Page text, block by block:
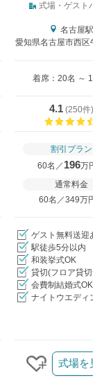
ュナゴヤ
式場・ゲストハ
名古屋駅
愛知県名古屋市西区牛
着席：20名 ～ 120
4.1 (250件)
割引プラン
60名／ 196万円
通常料金
60名／349万円〜
ゲスト無料送迎あ
駅徒歩5分以内
和装挙式OK
貸切(フロア貸切含
会費制結婚式OK
ナイトウエディン
クリップす
式場を見